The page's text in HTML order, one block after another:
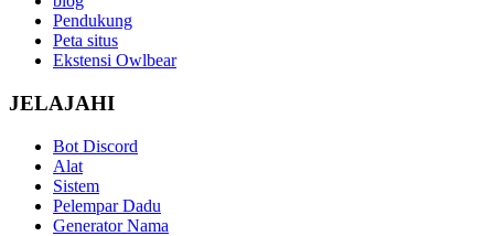
Pendukung
Peta situs
Ekstensi Owlbear
JELAJAHI
Bot Discord
Alat
Sistem
Pelempar Dadu
Generator Nama